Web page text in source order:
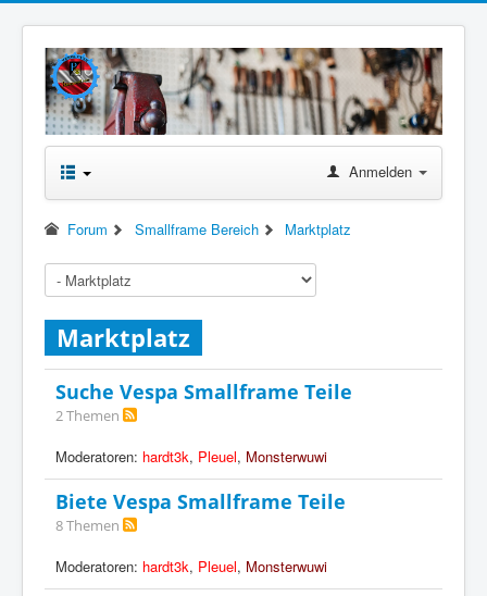
Anmelden
Forum Smallframe Bereich Marktplatz
Marktplatz
Suche Vespa Smallframe Teile
2 Themen
Moderatoren: hardt3k, Pleuel, Monsterwuwi
Biete Vespa Smallframe Teile
8 Themen
Moderatoren: hardt3k, Pleuel, Monsterwuwi